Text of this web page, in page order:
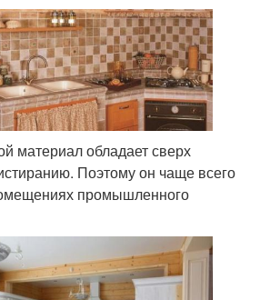
материал обладает сверх
Поэтому он чаще всего
промышленного